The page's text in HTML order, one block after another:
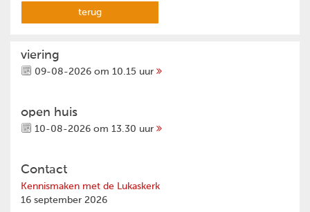
terug
viering
09-08-2026 om 10.15 uur
open huis
10-08-2026 om 13.30 uur
Contact
Kennismaken met de Lukaskerk
16 september 2026